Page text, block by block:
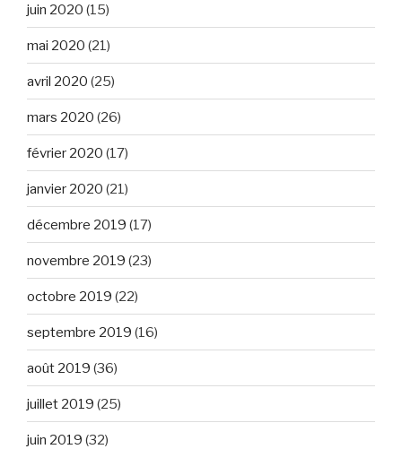
juin 2020 (15)
mai 2020 (21)
avril 2020 (25)
mars 2020 (26)
février 2020 (17)
janvier 2020 (21)
décembre 2019 (17)
novembre 2019 (23)
octobre 2019 (22)
septembre 2019 (16)
août 2019 (36)
juillet 2019 (25)
juin 2019 (32)